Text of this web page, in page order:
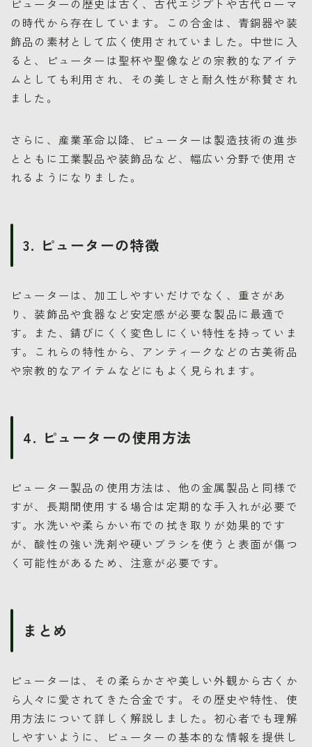
ピューターの歴史は古く、古代エジプトや古代ローマ
の時代から存在しています。この合金は、青銅器や装
飾品の素材として広く使用されていました。中世に入
ると、ピューターは聖杯や聖像などの宗教的なアイテ
ムとしても利用され、その美しさと耐久性が称賛され
ました。
さらに、産業革命以降、ピューターは製造技術の進歩
とともに工業製品や装飾品など、幅広い分野で使用さ
れるようになりました。
3. ピューターの特徴
ピューターは、加工しやすいだけでなく、重さがあ
り、装飾品や食器など安定感が必要な製品に最適で
す。また、錆びにくく変色しにくい特性を持っていま
す。これらの特性から、アンティークなどの古美術品
や宗教的なアイテムなどにもよく見られます。
4. ピューターの使用方法
ピューター製品の使用方法は、他の金属製品と同様で
すが、長期間使用する場合は定期的な手入れが必要で
す。水洗いや柔らかい布での拭き取りが効果的です
が、酸性の強い洗剤や硬いブラシを使うと表面が傷つ
く可能性があるため、注意が必要です。
まとめ
ピューターは、その柔らかさや美しい外観から古くか
ら人々に愛されてきた合金です。その歴史や特性、使
用方法について詳しく解説しました。初心者でも理解
しやすいように、ピューターの基本的な情報を提供し